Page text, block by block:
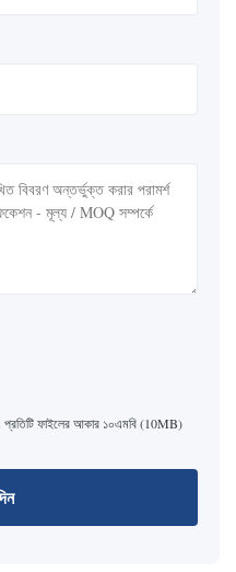
প্রতিটি ফাইলের আকার ১০এমবি (10MB)